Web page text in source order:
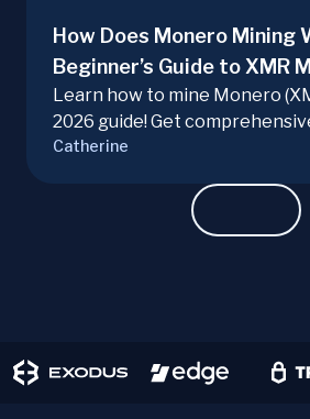
How Does Monero Mining
Beginner’s Guide to XMR
Learn how to mine Monero
2026 guide! Get
hardware, software, and
Catherine